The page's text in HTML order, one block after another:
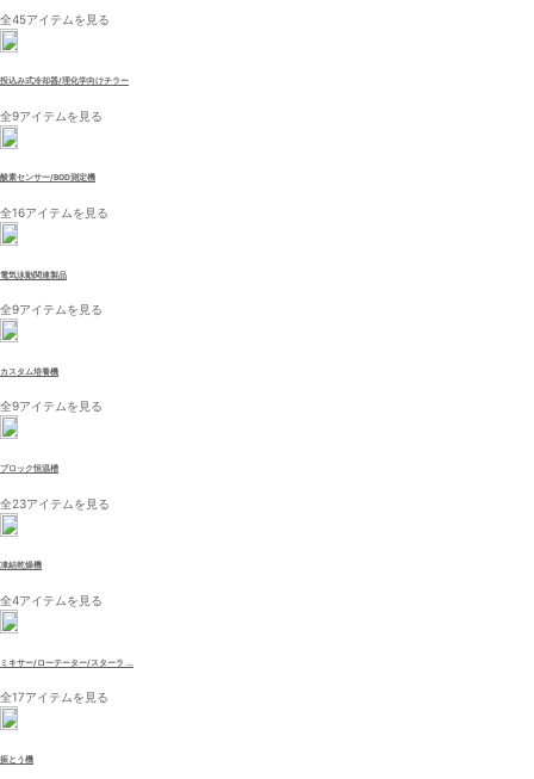
全45アイテムを見る
投込み式冷却器/理化学向けチラー
全9アイテムを見る
酸素センサー/BOD測定機
全16アイテムを見る
電気泳動関連製品
全9アイテムを見る
カスタム培養機
全9アイテムを見る
ブロック恒温槽
全23アイテムを見る
凍結乾燥機
全4アイテムを見る
ミキサー/ローテーター/スターラ ...
全17アイテムを見る
振とう機